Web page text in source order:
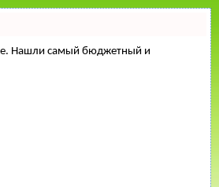
Нашли самый бюджетный и